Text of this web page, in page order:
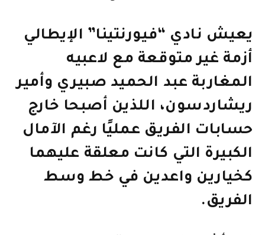
يعيش نادي “فيورنتينا” الإيطالي
أزمة غير متوقعة مع لاعبيه
المغاربة عبد الحميد صبيري وأمير
ريشاردسون، اللذين أصبحا خارج
حسابات الفريق عمليًا رغم الآمال
الكبيرة التي كانت معلقة عليهما
كخيارين واعدين في خط وسط
الفريق.